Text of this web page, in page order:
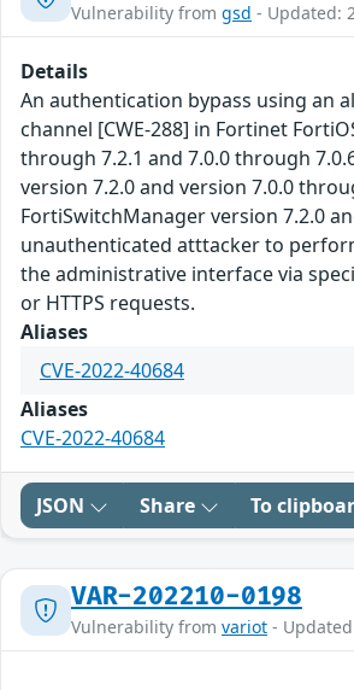
Vulnerability from gsd - Updated:
Details
An authentication bypass using an
channel [CWE-288] in Fortinet
through 7.2.1 and 7.0.0 through
version 7.2.0 and version 7.0.0
FortiSwitchManager version 7.2.0
unauthenticated atttacker to
the administrative interface via
or HTTPS requests.
Aliases
CVE-2022-40684
Aliases
CVE-2022-40684
JSON Share To
VAR-202210-0198
Vulnerability from variot -